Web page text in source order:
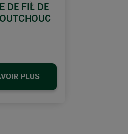
DE FIL DE
PLUS
Continuer